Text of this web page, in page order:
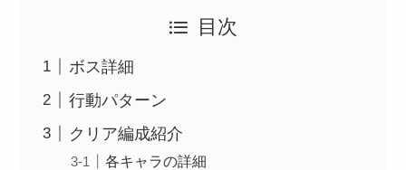
目次
ボス詳細
行動パターン
クリア編成紹介
各キャラの詳細